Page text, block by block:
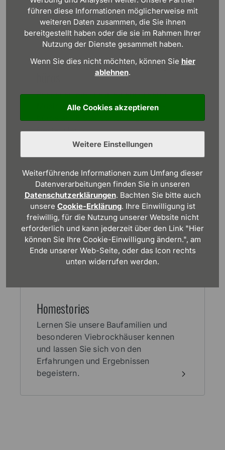
führen diese Informationen möglicherweise mit
weiteren Daten zusammen, die Sie ihnen
bereitgestellt haben oder die sie im Rahmen Ihrer
Nutzung der Dienste gesammelt haben.
Wenn Sie dies nicht möchten, können Sie hier
ablehnen.
Alle Cookies akzeptieren
Weitere Einstellungen
Weiterführende Informationen zum Umfang dieser
Datenverarbeitungen finden Sie in unseren
Datenschutzerklärungen. Bachten Sie bitte auch
unsere Cookie-Erklärung. Ihre Einwilligung ist
freiwillig, für die Nutzung unserer Website nicht
erforderlich und kann jederzeit über den Link "Hier
können Sie Ihre Cookie-Einwilligung ändern.", am
Ende unserer Web-Seite, oder das Icon rechts
unten widerrufen werden.
Muster­haus­parks und Beratungs­
Besuchen Sie uns in einem unserer
Muster­haus­parks oder Beratungs­
Deutschland!
Veran­stal­tungen
Erleben Sie unsere spannenden
Bauherren­seminare und Veranstal­
tungen rund um das Thema Haus­bau
live vor Ort.
Home­stories
Lernen Sie unsere Baufamilien und
besonderen Viebrockhäuser kennen
und lassen Sie sich von den
Erfahrungen und Ergebnissen
begeistern.